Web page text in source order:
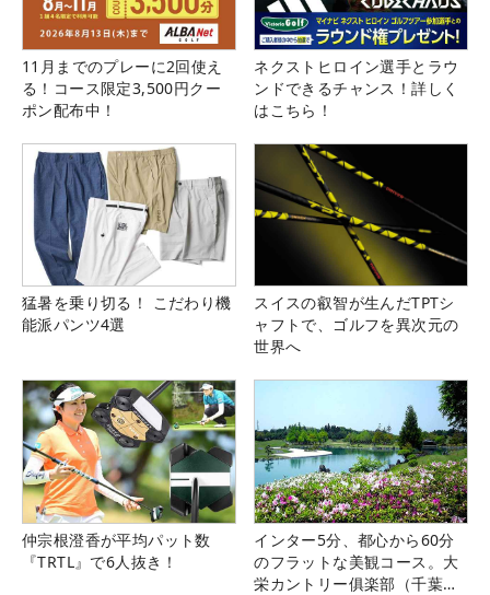
11月までのプレーに2回使え
る！コース限定3,500円クー
ポン配布中！
ネクストヒロイン選手とラウ
ンドできるチャンス！詳しく
はこちら！
猛暑を乗り切る！ こだわり機
能派パンツ4選
スイスの叡智が生んだTPTシ
ャフトで、ゴルフを異次元の
世界へ
仲宗根澄香が平均パット数
『TRTL』で6人抜き！
インター5分、都心から60分
のフラットな美観コース。大
栄カントリー俱楽部（千葉